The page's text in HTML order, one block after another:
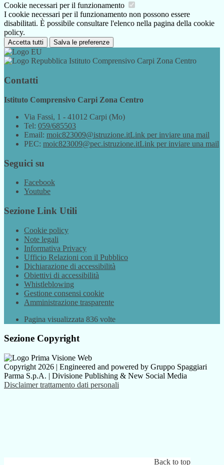
Cookie necessari per il funzionamento
I cookie necessari per il funzionamento non possono essere
disabilitati. È possibile consultare l'elenco nella pagina della cookie
policy.
Accetta tutti Salva le preferenze
Istituto Comprensivo Carpi Zona Centro
Contatti
Istituto Comprensivo Carpi Zona Centro
Via Fassi, 1 - 41012 Carpi (Mo)
Tel: 059/685503
Email: moic823009@istruzione.itLink per inviare una mail
PEC: moic823009@pec.istruzione.itLink per inviare una mail
Seguici su
Facebook
Youtube
Sezione Link Utili
Cookie policy
Note legali
Informativa Privacy
Ufficio Relazioni con il Pubblico
Dichiarazione di accessibilità
Obiettivi di accessibilità
Whistleblowing
Gestione consensi cookie
Amministrazione trasparente
Pagina visualizzata 836 volte
Sezione Copyright
Copyright 2026 | Engineered and powered by Gruppo Spaggiari
Parma S.p.A. | Divisione Publishing & New Social Media
Disclaimer trattamento dati personali
Back to top